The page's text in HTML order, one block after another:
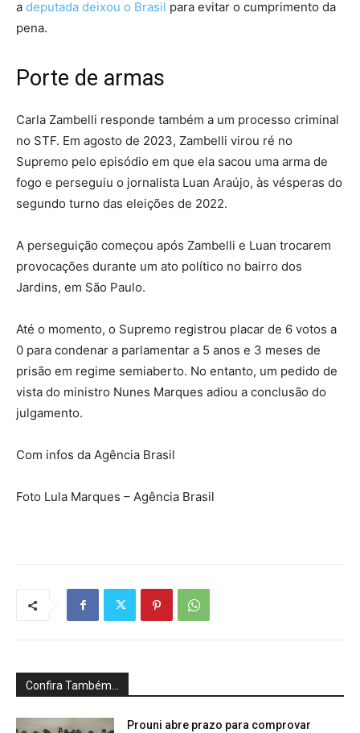
a deputada deixou o Brasil para evitar o cumprimento da
pena.
Porte de armas
Carla Zambelli responde também a um processo criminal
no STF. Em agosto de 2023, Zambelli virou ré no
Supremo pelo episódio em que ela sacou uma arma de
fogo e perseguiu o jornalista Luan Araújo, às vésperas do
segundo turno das eleições de 2022.
A perseguição começou após Zambelli e Luan trocarem
provocações durante um ato político no bairro dos
Jardins, em São Paulo.
Até o momento, o Supremo registrou placar de 6 votos a
0 para condenar a parlamentar a 5 anos e 3 meses de
prisão em regime semiaberto. No entanto, um pedido de
vista do ministro Nunes Marques adiou a conclusão do
julgamento.
Com infos da Agência Brasil
Foto Lula Marques – Agência Brasil
Confira Também...
Prouni abre prazo para comprovar